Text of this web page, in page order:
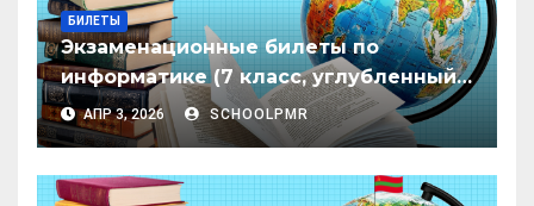
БИЛЕТЫ
Экзаменационные билеты по
информатике (7 класс, углубленный
уровень)
АПР 3, 2026 SCHOOLPMR